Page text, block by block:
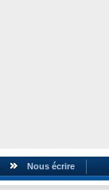
Nous écrire